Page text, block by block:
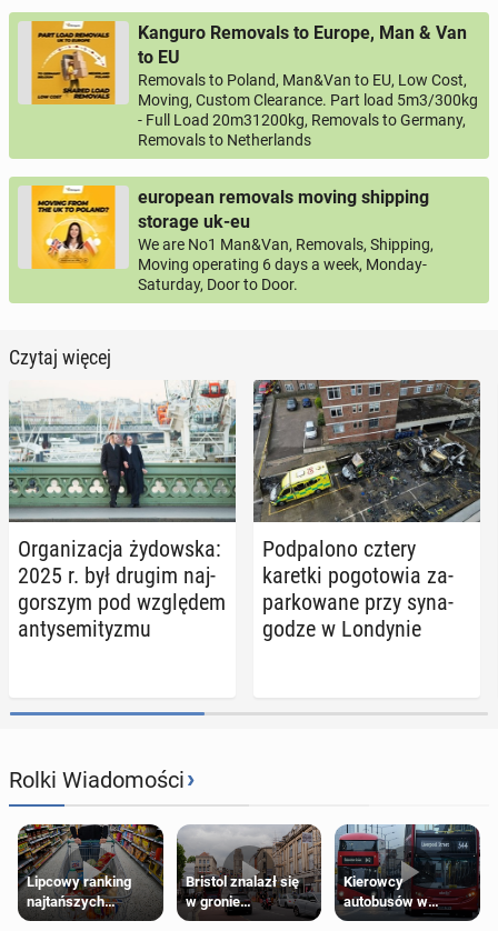
Kanguro Removals to Europe, Man & Van
to EU
Removals to Poland, Man&Van to EU, Low Cost,
Moving, Custom Clearance. Part load 5m3/300kg
- Full Load 20m31200kg, Removals to Germany,
Removals to Netherlands
european removals moving shipping
storage uk-eu
We are No1 Man&Van, Removals, Shipping,
Moving operating 6 days a week, Monday-
Saturday, Door to Door.
Czytaj więcej
Or­ga­ni­za­cja ży­dow­ska:
2025 r. był drugim naj­
gor­szym pod wzglę­dem
an­ty­se­mi­ty­zmu
Pod­pa­lo­no cztery
karetki po­go­to­wia za­
par­ko­wa­ne przy sy­na­
go­dze w Lon­dy­nie
Rolki Wiadomości›
Lipcowy ranking
najtańszych
supermarketów
Bristol znalazł się
w gronie
najlepszych
Kierowcy
autobusów w
Londynie